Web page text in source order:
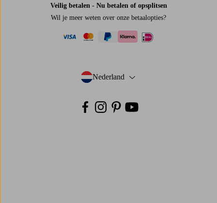
Veilig betalen - Nu betalen of opsplitsen
Wil je meer weten over onze betaalopties?
Nederland
- Selecteer land